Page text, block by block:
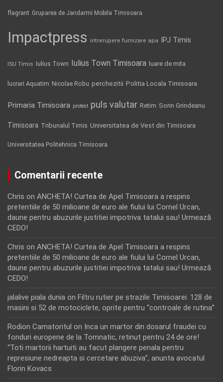
flagrant Gruparea de Jandarmi Mobila Timisoara
Impactpress intrerupere furnizare apa IPJ Timis
ISU Timis Iulius Town Iulius Town Timisoara luare de mita
lucrari Aquatim Nicolae Robu perchezitii Politia Locala Timisoara
Primaria Timisoara protest puls valutar Retim Sorin Grindeanu
Timisoara Tribunalul Timis Universitatea de Vest din Timisoara
Universitatea Politehnica Timisoara
Comentarii recente
Chris on ANCHETA! Curtea de Apel Timisoara a respins
pretentiile de 50 milioane de euro ale fiului lui Cornel Urcan,
daune pentru abuzurile justitiei impotriva tatalui sau! Urmează
CEDO!
Chris on ANCHETA! Curtea de Apel Timisoara a respins
pretentiile de 50 milioane de euro ale fiului lui Cornel Urcan,
daune pentru abuzurile justitiei impotriva tatalui sau! Urmează
CEDO!
jalalive piala dunia on Filtru rutier pe strazile Timisoarei: 128 de
masini si 52 de motociclete, oprite pentru “controale de rutina”
Rodion Camatoritul on Inca un martor din dosarul fraudei cu
fonduri europene de la Tomnatic, retinut pentru 24 de ore!
“Toti martorii hartuiti au facut plangere penala pentru
represiune nedreapta si cercetare abuziva”, anunta avocatul
Florin Kovacs